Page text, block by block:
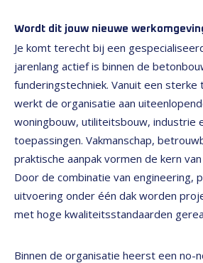
Wordt dit jouw nieuwe
Je komt terecht bij een
jarenlang actief is binnen de
funderingstechniek. Vanuit een sterke
werkt de organisatie aan
woningbouw, utiliteitsbouw, industrie
toepassingen. Vakmanschap,
praktische aanpak vormen de kern
Door de combinatie van engineering,
uitvoering onder één dak worden
met hoge kwaliteitsstandaarden
Binnen de organisatie heerst een no-